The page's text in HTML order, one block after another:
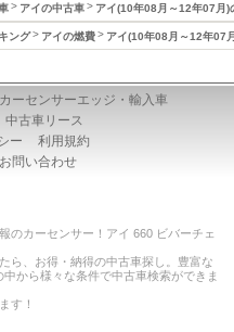
アイの中古車 アイ(10年08月～12年07月)
ング アイの燃費 アイ(10年08月～12年07
カーセンサーエッジ・輸入車
中古車リース
ー
利用規約
お問い合わせ
のカーセンサー！アイ 660 ビバーチェ
ら、お得・納得の中古車探し。豊富な
から様々な条件で中古車検索ができま
す！